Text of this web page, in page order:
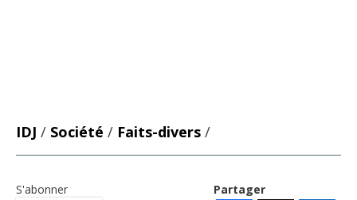
IDJ / Société / Faits-divers /
Partager
S'abonner